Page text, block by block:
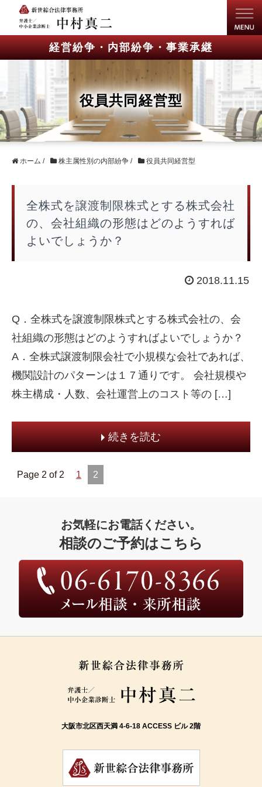
経営紛争・内部紛争・事業承継
役員共同経営型
ホーム / 株主属性別の内部紛争 / 役員共同経営型
全株式を譲渡制限株式とする株式会社
の、会社組織の形態はどのようすれば
よいでしょうか？
2018.11.15
Q．全株式を譲渡制限株式とする株式会社の、会
社組織の形態はどのようすればよいでしょうか？
A．全株式譲渡制限会社で小規模な会社であれば、
機関設計のパターンは１７通りです。 会社規模や
株主構成・人数、会社運営上のコスト等の […]
続きを読む
Page 2 of 2 1 2
お気軽にお電話ください。
相談のご予約はこちら
大阪市北区西天満 4-6-18 ACCESS ビル 2階